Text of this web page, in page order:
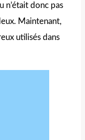
n’était donc pas
Maintenant,
utilisés dans